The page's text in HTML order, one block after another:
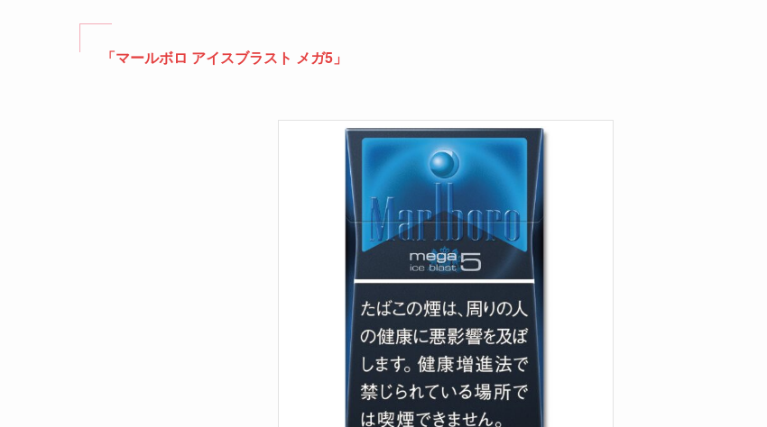
「マールボロ アイスブラスト メガ5」